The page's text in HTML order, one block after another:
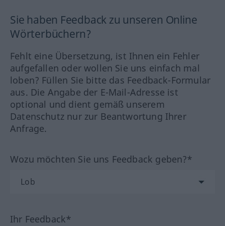
Sie haben Feedback zu unseren Online
Wörterbüchern?
Fehlt eine Übersetzung, ist Ihnen ein Fehler
aufgefallen oder wollen Sie uns einfach mal
loben? Füllen Sie bitte das Feedback-Formular
aus. Die Angabe der E-Mail-Adresse ist
optional und dient gemäß unserem
Datenschutz nur zur Beantwortung Ihrer
Anfrage.
Wozu möchten Sie uns Feedback geben?*
Ihr Feedback*